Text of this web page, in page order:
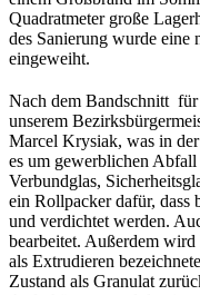
Quadratmeter große
des Sanierung wurde eine
eingeweiht.
Nach dem Bandschnitt
unserem
Marcel Krysiak, was in
es um gewerblichen
Verbundglas,
ein Rollpacker dafür, dass
und verdichtet werden.
bearbeitet. Außerdem
als Extrudieren
Zustand als Granulat